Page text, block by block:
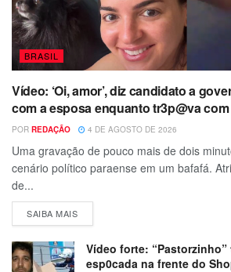
BRASIL
Vídeo: ‘Oi, amor’, diz candidato a
com a esposa enquanto tr3p@va
POR REDAÇÃO 4 DE AGOSTO DE 2026
Uma gravação de pouco mais de dois
cenário político paraense em um bafafá.
de...
SAIBA MAIS
Vídeo forte: “Pastorzinho”
esp0cada na frente do